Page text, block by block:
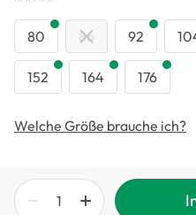
80 86 92
152 164 176
Welche Größe brauche ich?